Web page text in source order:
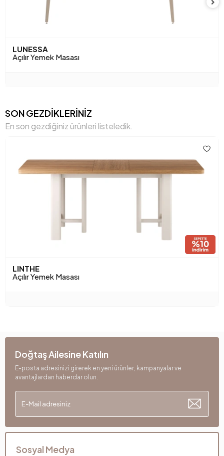
LUNESSA
Açılır Yemek Masası
SON GEZDİKLERİNİZ
En son gezdiğiniz ürünleri listeledik.
LINTHE
Açılır Yemek Masası
Doğtaş Ailesine Katılın
E-posta adresinizi girerek en yeni ürünler, kampanyalar ve
avantajlardan haberdar olun.
Sosyal Medya